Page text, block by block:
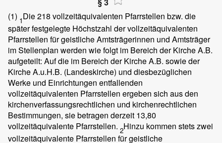
(1) 1Die 218 vollzeitäquivalenten Pfarrstellen bzw. die
später festgelegte Höchstzahl der vollzeitäquivalenten
Pfarrstellen für geistliche Amtsträgerinnen und Amtsträger
im Stellenplan werden wie folgt im Bereich der Kirche A.B.
aufgeteilt: Auf die im Bereich der Kirche A.B. sowie der
Kirche A.u.H.B. (Landeskirche) und diesbezüglichen
Werke und Einrichtungen entfallenden
vollzeitäquivalenten Pfarrstellen ergeben sich aus den
kirchenverfassungsrechtlichen und kirchenrechtlichen
Bestimmungen, sie betragen derzeit 13,80
vollzeitäquivalente Pfarrstellen. 2Hinzu kommen stets zwei
vollzeitäquivalente Pfarrstellen für geistliche